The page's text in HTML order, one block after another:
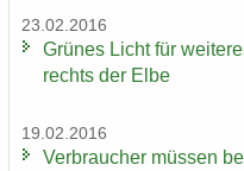
23.02.2016
Grü­nes Licht für
rechts der Elbe
19.02.2016
Ver­brau­cher müs­sen